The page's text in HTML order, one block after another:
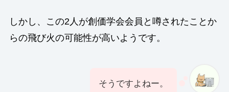
しかし、この2人が創価学会会員と噂されたことか
らの飛び火の可能性が高いようです。
そうですよねー。